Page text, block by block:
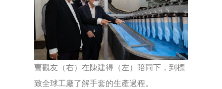
曹觀友（右）在陳建得（左）陪同下，到標
致全球工廠了解手套的生產過程。